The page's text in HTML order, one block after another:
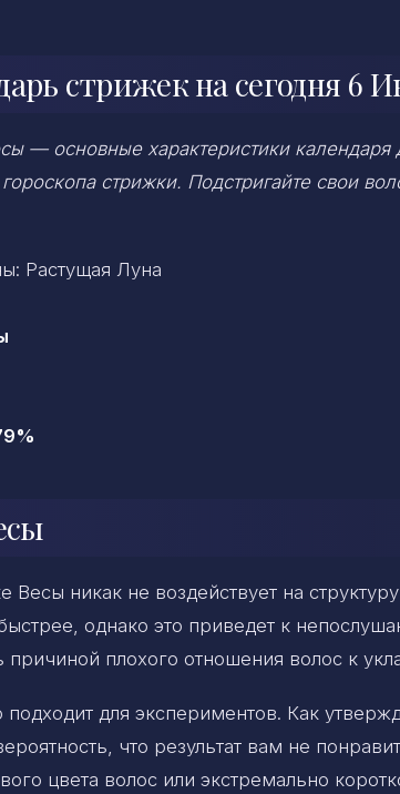
стрижек на сегодня 6
— основные характеристики календаря
стрижки. Подстригайте свои
Растущая Луна
никак не воздействует на
однако это приведет к
причиной плохого отношения волос к
для экспериментов. Как
что результат вам не
цвета волос или экстремально